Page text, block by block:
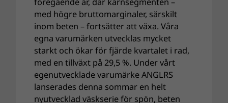
med högre bruttomarginaler, särskilt
inom beten – fortsätter att växa. Våra
egna varumärken utvecklas mycket
starkt och ökar för fjärde kvartalet i rad,
med en tillväxt på 29,5 %. Under vårt
egenutvecklade varumärke ANGLRS
lanserades denna sommar en helt
nyutvecklad väskserie för spön, beten